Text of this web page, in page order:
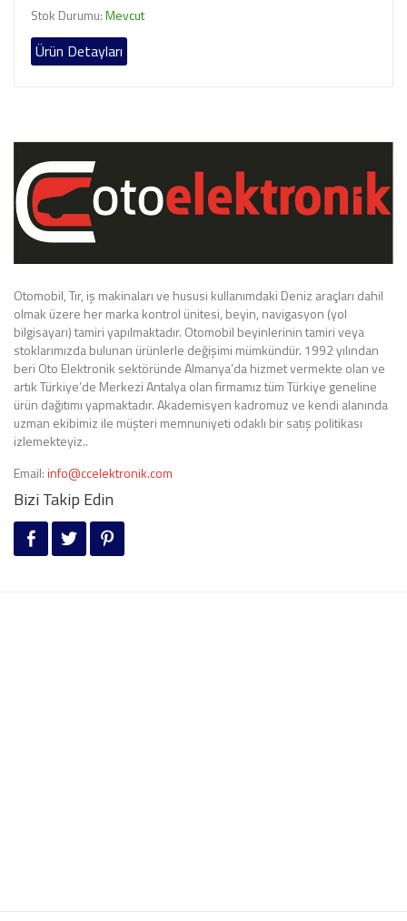
Stok Durumu:Mevcut
Ürün Detayları
Otomobil, Tır, iş makinaları ve hususi kullanımdaki Deniz araçları dahil
olmak üzere her marka kontrol ünitesi, beyin, navigasyon (yol
bilgisayarı) tamiri yapılmaktadır. Otomobil beyinlerinin tamiri veya
stoklarımızda bulunan ürünlerle değişimi mümkündür. 1992 yılından
beri Oto Elektronik sektöründe Almanya’da hizmet vermekte olan ve
artık Türkiye’de Merkezi Antalya olan firmamız tüm Türkiye geneline
ürün dağıtımı yapmaktadır. Akademisyen kadromuz ve kendi alanında
uzman ekibimiz ile müşteri memnuniyeti odaklı bir satış politikası
izlemekteyiz..
Email:info@ccelektronik.com
Bizi Takip Edin